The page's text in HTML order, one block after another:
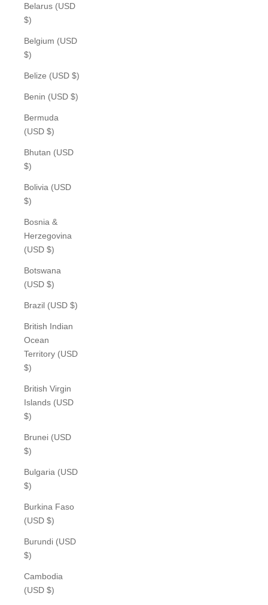
Belarus (USD
$)
Belgium (USD
$)
Belize (USD $)
Benin (USD $)
Bermuda
(USD $)
Bhutan (USD
$)
Bolivia (USD
$)
Bosnia &
Herzegovina
(USD $)
Botswana
(USD $)
Brazil (USD $)
British Indian
Ocean
Territory (USD
$)
British Virgin
Islands (USD
$)
Brunei (USD
$)
Bulgaria (USD
$)
Burkina Faso
(USD $)
Burundi (USD
$)
Cambodia
(USD $)